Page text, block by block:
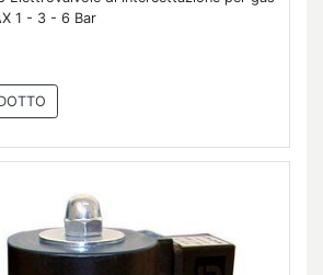
1 - 3 - 6 Bar